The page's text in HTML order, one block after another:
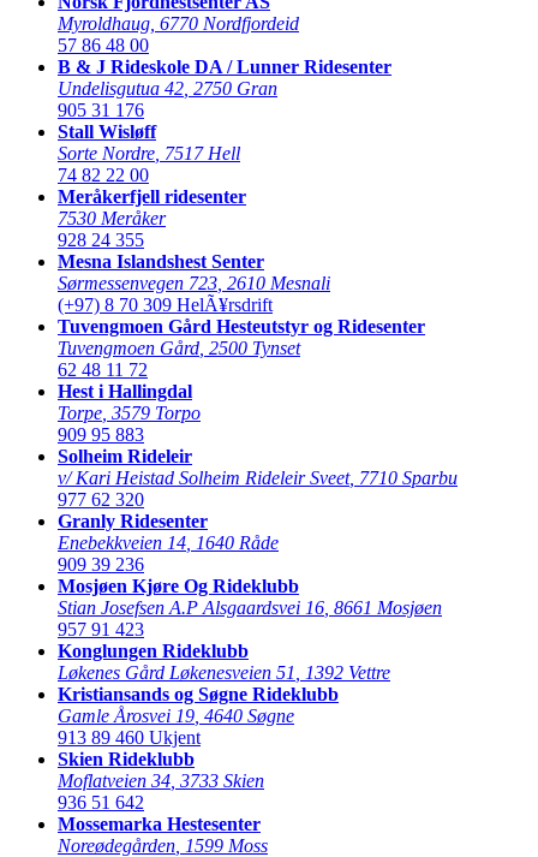
Myroldhaug 6770 Nordfjordeid
57 86 48 00
B & J Rideskole DA / Lunner Ridesenter
Undelisgutua 42 2750 Gran
905 31 176
Stall Wisløff
Sorte Nordre 7517 Hell
74 82 22 00
Meråkerfjell ridesenter
7530 Meråker
928 24 355
Mesna Islandshest Senter
Sørmessenvegen 723 2610 Mesnali
(+97) 8 70 309 HelÃ¥rsdrift
Tuvengmoen Gård Hesteutstyr og Ridesenter
Tuvengmoen Gård 2500 Tynset
62 48 11 72
Hest i Hallingdal
Torpe 3579 Torpo
909 95 883
Solheim Rideleir
v/ Kari Heistad Solheim Rideleir Sveet, 7710 Sparbu
977 62 320
Granly Ridesenter
Enebekkveien 14 1640 Råde
909 39 236
Mosjøen Kjøre Og Rideklubb
Stian Josefsen A.P Alsgaardsvei 16 8661 Mosjøen
957 91 423
Konglungen Rideklubb
Løkenes Gård Løkenesveien 51
1392 Vettre
Kristiansands og Søgne Rideklubb
Gamle Årosvei 19 4640 Søgne
913 89 460 Ukjent
Skien Rideklubb
Moflatveien 34 3733 Skien
936 51 642
Mossemarka Hestesenter
Noreødegården 1599 Moss